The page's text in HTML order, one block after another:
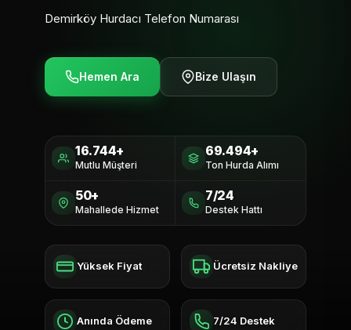
Demirköy Hurdacı Telefon Numarası
Hemen Ara Bize Ulaşın
16.744+
Mutlu Müşteri
69.494+
Ton Hurda Alımı
50+
Mahallede Hizmet
7/24
Destek Hattı
Yüksek Fiyat Ücretsiz Nakliye
Anında Ödeme 7/24 Destek